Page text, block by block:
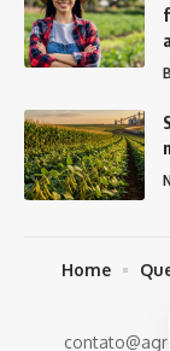
Home